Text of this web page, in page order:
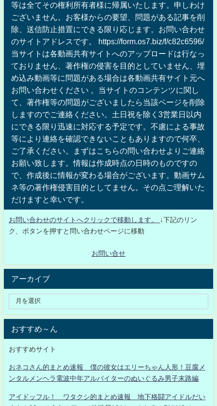
等は全てその権利所有者様に帰属いたします。申しわけ
ございません。お客様からの要望、問題がある記事を削
除、送信防止措置にできる限り応じます。お問い合わせ
のサイトアドレスです。 https://form.os7.biz/f/c82c6596/
当サイトは各動画共有サイトへのアップロードは行なっ
ておりません、著作権の侵害を目的としていません、埋
め込み動画等に問題がある場合は各動画共有サイト元へ
お問い合わせください 。当サイトのコンテンツに関し
て、著作権等の問題がございましたら当該ページを削除
しますのでご連絡ください。土日祝を除く3営業日以内
にできる限り迅速に対応する予定です。不慮による事故
等により連絡を確認できないこともありますので何卒、
ご了承ください。まずはこちらの問い合わせよりご連絡
お願い致します。情報は作成時点の日時のものですの
で、作成後に情報が変わる場合がございます。動画サム
ネ等の著作権侵害目的としてません。その点ご理解いた
だけますと幸いです。
お問い合わせのサイトへクリックで移動します。
↓下記のリン
ク、ボタンを押すと問い合わせページに移動
お問い合せ
アーカイブ
おすすめ～ん
おすすめサイト
おネコさん的まとめ速報 僕の彼女はエリーちゃん人形！豆腐メ
ンタルメンヘラ電波中年アルバイターのぬいぐるみ男子末路編
アイドッフル！ ワタクシ的まとめ速報 地下格闘アイドルだい